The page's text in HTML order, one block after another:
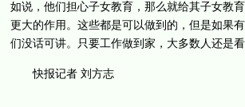
如说，他们担心子女教育，那么就给其子女教
更大的作用。这些都是可以做到的，但是如果
们没话可讲。只要工作做到家，大多数人还是
快报记者 刘方志